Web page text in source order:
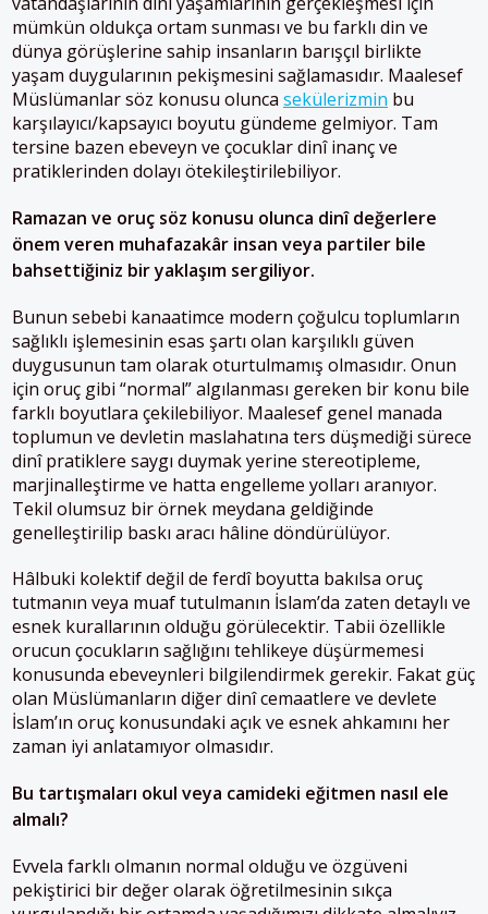
mümkün oldukça ortam sunması ve bu farklı din ve
dünya görüşlerine sahip insanların barışçıl birlikte
yaşam duygularının pekişmesini sağlamasıdır. Maalesef
Müslümanlar söz konusu olunca sekülerizmin bu
karşılayıcı/kapsayıcı boyutu gündeme gelmiyor. Tam
tersine bazen ebeveyn ve çocuklar dinî inanç ve
pratiklerinden dolayı ötekileştirilebiliyor.
Ramazan ve oruç söz konusu olunca dinî değerlere
önem veren muhafazakâr insan veya partiler bile
bahsettiğiniz bir yaklaşım sergiliyor.
Bunun sebebi kanaatimce modern çoğulcu toplumların
sağlıklı işlemesinin esas şartı olan karşılıklı güven
duygusunun tam olarak oturtulmamış olmasıdır. Onun
için oruç gibi “normal” algılanması gereken bir konu bile
farklı boyutlara çekilebiliyor. Maalesef genel manada
toplumun ve devletin maslahatına ters düşmediği sürece
dinî pratiklere saygı duymak yerine stereotipleme,
marjinalleştirme ve hatta engelleme yolları aranıyor.
Tekil olumsuz bir örnek meydana geldiğinde
genelleştirilip baskı aracı hâline döndürülüyor.
Hâlbuki kolektif değil de ferdî boyutta bakılsa oruç
tutmanın veya muaf tutulmanın İslam’da zaten detaylı ve
esnek kurallarının olduğu görülecektir. Tabii özellikle
orucun çocukların sağlığını tehlikeye düşürmemesi
konusunda ebeveynleri bilgilendirmek gerekir. Fakat güç
olan Müslümanların diğer dinî cemaatlere ve devlete
İslam’ın oruç konusundaki açık ve esnek ahkamını her
zaman iyi anlatamıyor olmasıdır.
Bu tartışmaları okul veya camideki eğitmen nasıl ele
almalı?
Evvela farklı olmanın normal olduğu ve özgüveni
pekiştirici bir değer olarak öğretilmesinin sıkça